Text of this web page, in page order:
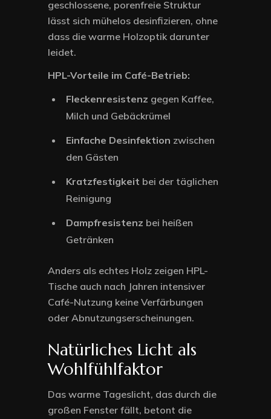
geschlossene, porenfreie Struktur
lässt sich mühelos desinfizieren, ohne
dass die warme Holzoptik darunter
leidet.
HPL-Vorteile im Café-Betrieb:
Fleckenresistenz gegen Kaffee,
Milch und Gebäckrümel
Einfache Desinfektion zwischen
den Gästen
Kratzfestigkeit bei der täglichen
Reinigung
Dampfresistenz bei heißen
Getränken
Anders als echtes Holz zeigen HPL-
Tische auch nach Jahren intensiver
Café-Nutzung keine Verfärbungen
oder Abnutzungserscheinungen.
Natürliches Licht als
Wohlfühlfaktor
Das warme Tageslicht, das durch die
großen Fenster fällt, betont die